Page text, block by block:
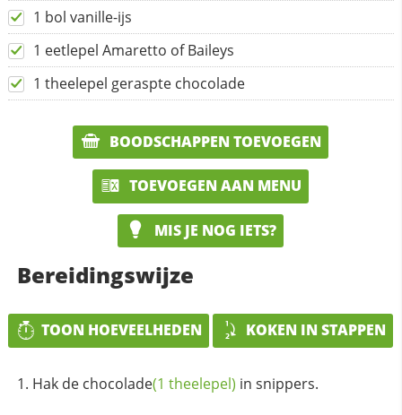
1 bol vanille-ijs
1 eetlepel Amaretto of Baileys
1 theelepel geraspte chocolade
BOODSCHAPPEN TOEVOEGEN
TOEVOEGEN AAN MENU
MIS JE NOG IETS?
Bereidingswijze
TOON HOEVEELHEDEN KOKEN IN STAPPEN
Hak de chocolade(1 theelepel) in snippers.